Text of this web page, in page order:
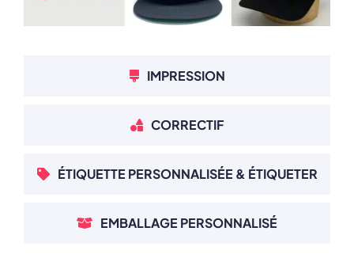
IMPRESSION
CORRECTIF
ÉTIQUETTE PERSONNALISÉE & ÉTIQUETER
EMBALLAGE PERSONNALISÉ